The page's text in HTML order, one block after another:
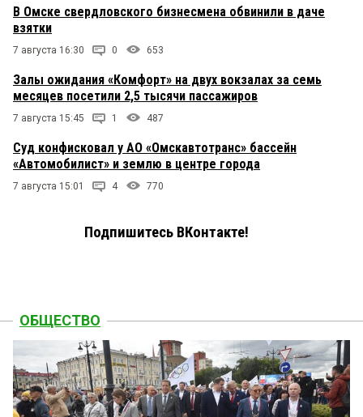
В Омске свердловского бизнесмена обвинили в даче
взятки
7 августа 16:30 0 653
Залы ожидания «Комфорт» на двух вокзалах за семь
месяцев посетили 2,5 тысячи пассажиров
7 августа 15:45 1 487
Суд конфисковал у АО «Омскавтотранс» бассейн
«Автомобилист» и землю в центре города
7 августа 15:01 4 770
Подпишитесь ВКонтакте!
ОБЩЕСТВО